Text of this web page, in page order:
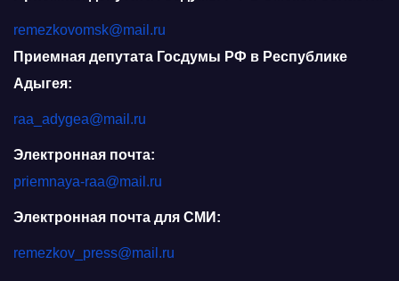
remezkovomsk@mail.ru
Приемная депутата Госдумы РФ в Республике
Адыгея:
raa_adygea@mail.ru
Электронная почта:
priemnaya-raa@mail.ru
Электронная почта для СМИ:
remezkov_press@mail.ru